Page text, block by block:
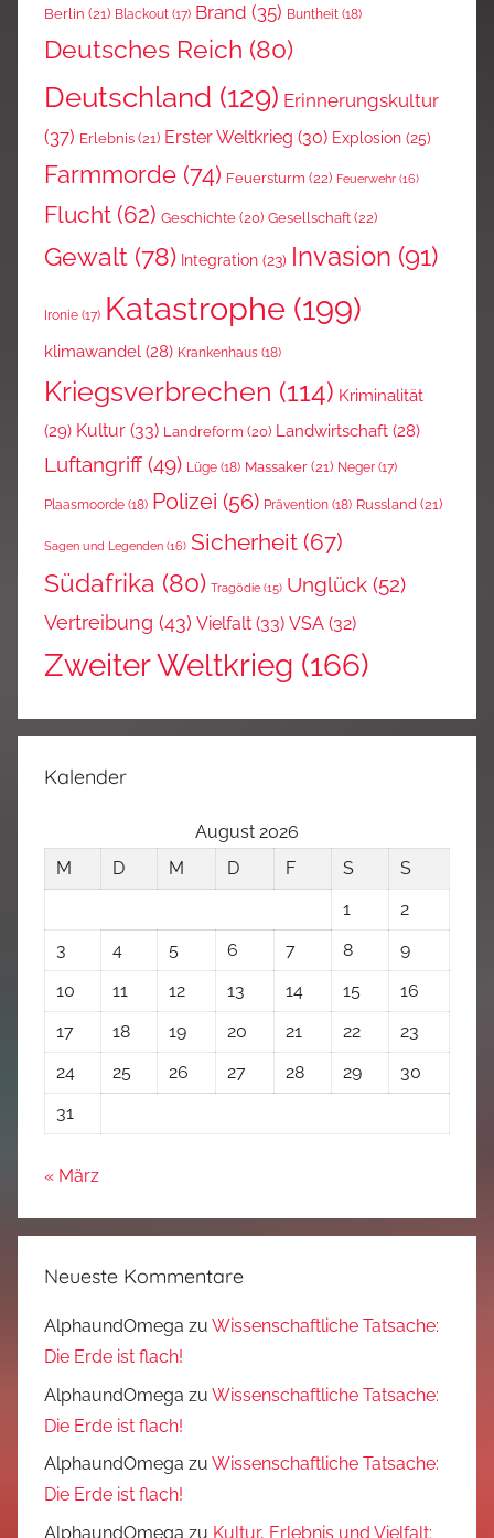
Berlin (21) Blackout (17) Brand (35) Buntheit (18)
Deutsches Reich (80)
Deutschland (129) Erinnerungskultur
(37) Erlebnis (21) Erster Weltkrieg (30) Explosion (25)
Farmmorde (74) Feuersturm (22) Feuerwehr (16)
Flucht (62) Geschichte (20) Gesellschaft(22)
Gewalt (78) Integration (23) Invasion (91)
Ironie (17) Katastrophe (199)
klimawandel (28) Krankenhaus (18)
Kriegsverbrechen (114) Kriminalität
(29) Kultur (33) Landreform (20) Landwirtschaft (28)
Luftangriff (49) Lüge (18) Massaker (21) Neger (17)
Plaasmoorde (18) Polizei (56) Prävention (18) Russland (21)
Sagen und Legenden (16) Sicherheit (67)
Südafrika (80) Tragödie (15) Unglück (52)
Vertreibung (43) Vielfalt (33) VSA (32)
Zweiter Weltkrieg (166)
Kalender
August 2026
M
D M D F S
S
1
2
3
4 5 6 7 8
9
10
11 12 13 14 15
16
17
18 19 20 21 22
23
24
25 26 27 28 29
30
31
« März
Neueste Kommentare
AlphaundOmega zu Wissenschaftliche Tatsache:
Die Erde ist flach!
AlphaundOmega zu Wissenschaftliche Tatsache:
Die Erde ist flach!
AlphaundOmega zu Wissenschaftliche Tatsache:
Die Erde ist flach!
AlphaundOmega zu Kultur, Erlebnis und Vielfalt: